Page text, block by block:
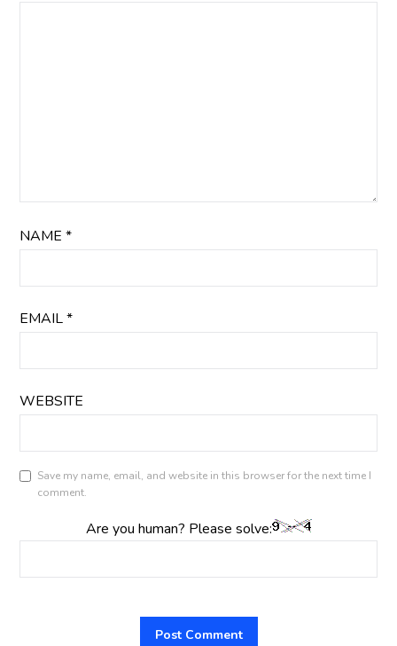
NAME*
EMAIL*
WEBSITE
Save my name, email, and website in this browser for the next time I
comment.
Are you human? Please solve: